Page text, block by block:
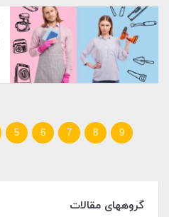
5 6 7 8
9
گروههای مقالات